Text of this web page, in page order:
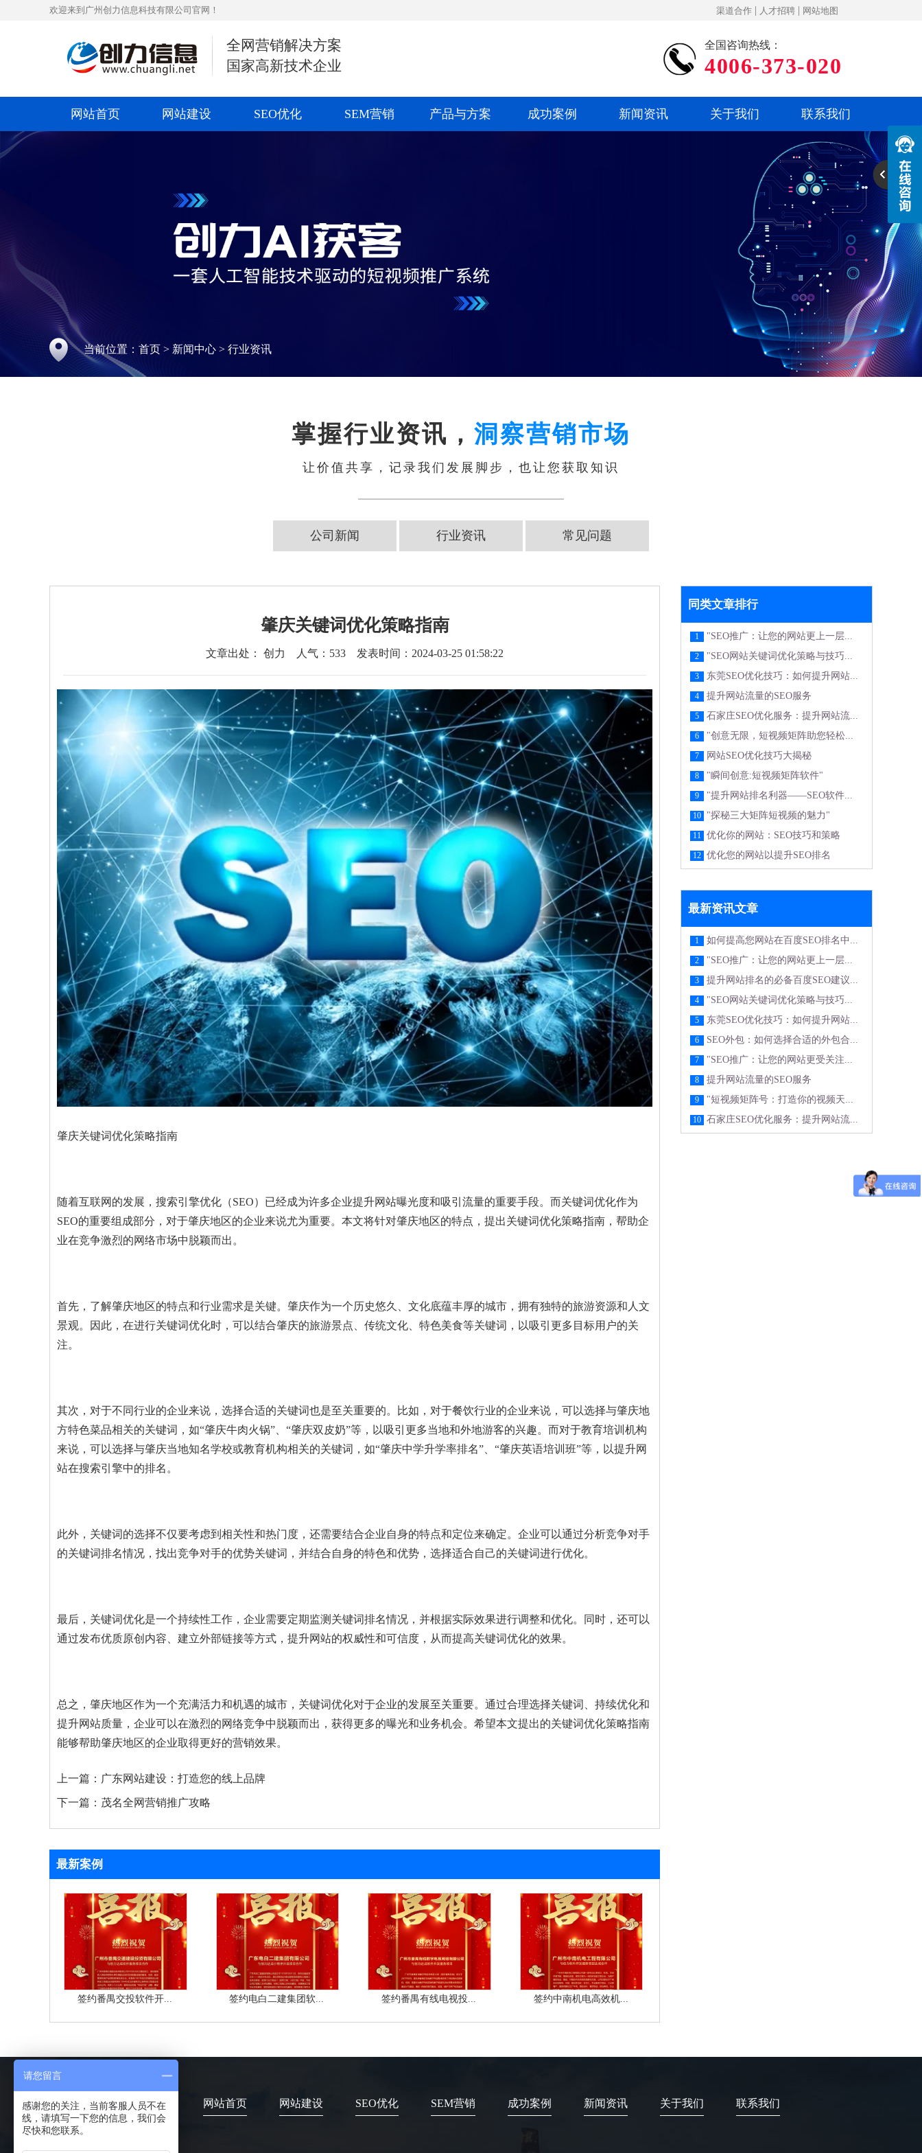
欢迎来到广州创力信息科技有限公司官网！ 渠道合作 | 人才招聘 | 网站地图
全网营销解决方案
国家高新技术企业
全国咨询热线：
4006-373-020
网站首页 网站建设 SEO优化 SEM营销 产品与方案 成功案例 新闻资讯 关于我们 联系我们
当前位置： 首页 > 新闻中心 > 行业资讯
掌握行业资讯， 洞察营销市场
让价值共享，记录我们发展脚步，也让您获取知识
公司新闻 行业资讯 常见问题
肇庆关键词优化策略指南
文章出处： 创力 人气： 533 发表时间：2024-03-25 01:58:22
肇庆关键词优化策略指南
随着互联网的发展，搜索引擎优化（SEO）已经成为许多企业提升网站曝光度和吸引流量的重要手段。而关键词优化作为
SEO的重要组成部分，对于肇庆地区的企业来说尤为重要。本文将针对肇庆地区的特点，提出关键词优化策略指南，帮助企
业在竞争激烈的网络市场中脱颖而出。
首先，了解肇庆地区的特点和行业需求是关键。肇庆作为一个历史悠久、文化底蕴丰厚的城市，拥有独特的旅游资源和人文
景观。因此，在进行关键词优化时，可以结合肇庆的旅游景点、传统文化、特色美食等关键词，以吸引更多目标用户的关
注。
其次，对于不同行业的企业来说，选择合适的关键词也是至关重要的。比如，对于餐饮行业的企业来说，可以选择与肇庆地
方特色菜品相关的关键词，如“肇庆牛肉火锅”、“肇庆双皮奶”等，以吸引更多当地和外地游客的兴趣。而对于教育培训机构
来说，可以选择与肇庆当地知名学校或教育机构相关的关键词，如“肇庆中学升学率排名”、“肇庆英语培训班”等，以提升网
站在搜索引擎中的排名。
此外，关键词的选择不仅要考虑到相关性和热门度，还需要结合企业自身的特点和定位来确定。企业可以通过分析竞争对手
的关键词排名情况，找出竞争对手的优势关键词，并结合自身的特色和优势，选择适合自己的关键词进行优化。
最后，关键词优化是一个持续性工作，企业需要定期监测关键词排名情况，并根据实际效果进行调整和优化。同时，还可以
通过发布优质原创内容、建立外部链接等方式，提升网站的权威性和可信度，从而提高关键词优化的效果。
总之，肇庆地区作为一个充满活力和机遇的城市，关键词优化对于企业的发展至关重要。通过合理选择关键词、持续优化和
提升网站质量，企业可以在激烈的网络竞争中脱颖而出，获得更多的曝光和业务机会。希望本文提出的关键词优化策略指南
能够帮助肇庆地区的企业取得更好的营销效果。
上一篇： 广东网站建设：打造您的线上品牌
下一篇： 茂名全网营销推广攻略
最新案例
签约番禺交投软件开... 签约电白二建集团软... 签约番禺有线电视投... 签约中南机电高效机...
同类文章排行
1 "SEO推广：让您的网站更上一层...
2 "SEO网站关键词优化策略与技巧...
3 东莞SEO优化技巧：如何提升网站...
4 提升网站流量的SEO服务
5 石家庄SEO优化服务：提升网站流...
6 "创意无限，短视频矩阵助您轻松...
7 网站SEO优化技巧大揭秘
8 "瞬间创意:短视频矩阵软件"
9 "提升网站排名利器——SEO软件...
10 "探秘三大矩阵短视频的魅力"
11 优化你的网站：SEO技巧和策略
12 优化您的网站以提升SEO排名
最新资讯文章
1 如何提高您网站在百度SEO排名中...
2 "SEO推广：让您的网站更上一层...
3 提升网站排名的必备百度SEO建议...
4 "SEO网站关键词优化策略与技巧...
5 东莞SEO优化技巧：如何提升网站...
6 SEO外包：如何选择合适的外包合...
7 "SEO推广：让您的网站更受关注...
8 提升网站流量的SEO服务
9 "短视频矩阵号：打造你的视频天...
10 石家庄SEO优化服务：提升网站流...
网站首页 网站建设 SEO优化 SEM营销 成功案例 新闻资讯 关于我们 联系我们
请您留言
感谢您的关注，当前客服人员不在
线，请填写一下您的信息，我们会
尽快和您联系。